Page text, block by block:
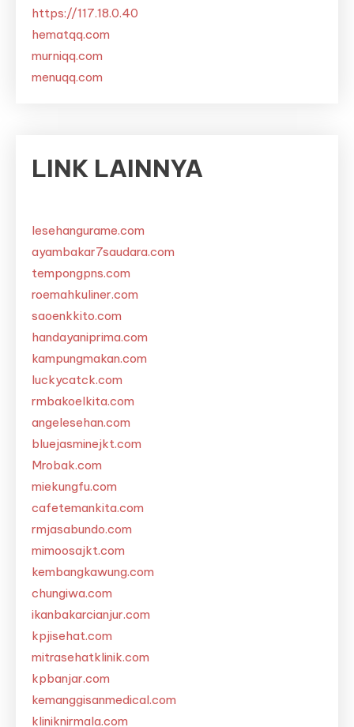
https://117.18.0.40
hematqq.com
murniqq.com
menuqq.com
LINK LAINNYA
lesehangurame.com
ayambakar7saudara.com
tempongpns.com
roemahkuliner.com
saoenkkito.com
handayaniprima.com
kampungmakan.com
luckycatck.com
rmbakoelkita.com
angelesehan.com
bluejasminejkt.com
Mrobak.com
miekungfu.com
cafetemankita.com
rmjasabundo.com
mimoosajkt.com
kembangkawung.com
chungiwa.com
ikanbakarcianjur.com
kpjisehat.com
mitrasehatklinik.com
kpbanjar.com
kemanggisanmedical.com
kliniknirmala.com